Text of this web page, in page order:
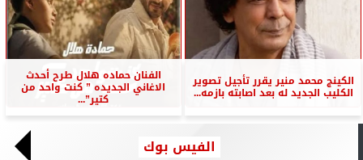
الكينج محمد منير يقرر تأجيل تصوير
الكليب الجديد له بعد اصابته بازمه...
الفنان حماده هلال طرح أحدث
الاغاني الجديده ” كنت واحد من
كتير”...
الفيس بوك